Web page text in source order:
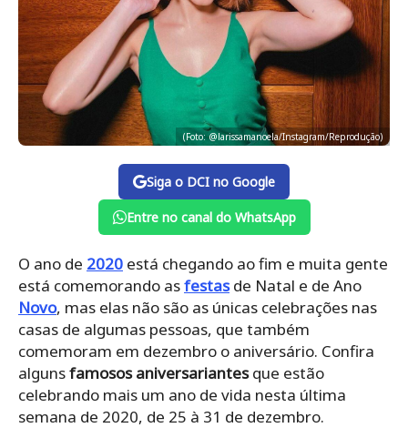
(Foto: @larissamanoela/Instagram/Reprodução)
Siga o DCI no Google
Entre no canal do WhatsApp
O ano de 2020 está chegando ao fim e muita gente
está comemorando asfestasde Natal e de Ano
Novo, mas elas não são as únicas celebrações nas
casas de algumas pessoas, que também
comemoram em dezembro o aniversário. Confira
algunsfamosos aniversariantesque estão
celebrando mais um ano de vida nesta última
semana de 2020, de 25 à 31 de dezembro.